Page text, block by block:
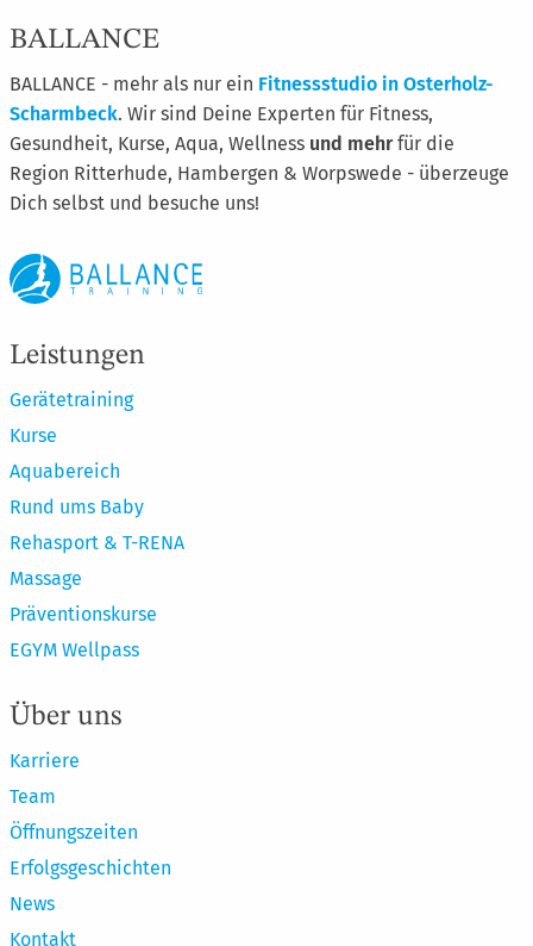
BALLANCE
BALLANCE - mehr als nur ein Fitnessstudio in Osterholz-
Scharmbeck. Wir sind Deine Experten für Fitness,
Gesundheit, Kurse, Aqua, Wellness und mehrfür die
Region Ritterhude, Hambergen & Worpswede - überzeuge
Dich selbst und besuche uns!
Leistungen
Gerätetraining
Kurse
Aquabereich
Rund ums Baby
Rehasport & T-RENA
Massage
Präventionskurse
EGYM Wellpass
Über uns
Karriere
Team
Öffnungszeiten
Erfolgsgeschichten
News
Kontakt